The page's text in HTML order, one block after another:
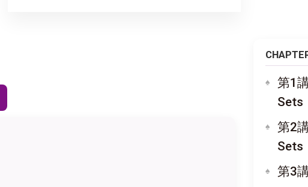
第1
Sets
第2
Sets
第3